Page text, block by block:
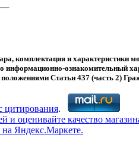
комплектация и характеристики
информационно-ознакомительный
Статьи 437 (часть 2)
.